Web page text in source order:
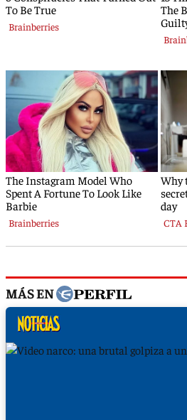
MÁS EN